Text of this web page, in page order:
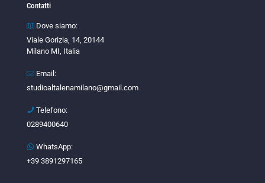
Contatti
Dove siamo:
Viale Gorizia, 14, 20144
Milano MI, Italia
Email:
studioaltalenamilano@gmail.com
Telefono:
0289400640
WhatsApp:
+39 3891297165